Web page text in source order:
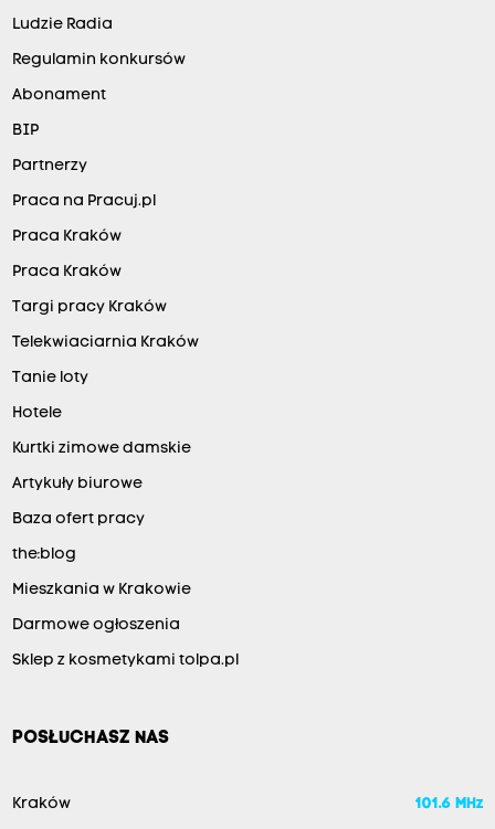
Ludzie Radia
Regulamin konkursów
Abonament
BIP
Partnerzy
Praca na Pracuj.pl
Praca Kraków
Praca Kraków
Targi pracy Kraków
Telekwiaciarnia Kraków
Tanie loty
Hotele
Kurtki zimowe damskie
Artykuły biurowe
Baza ofert pracy
the:blog
Mieszkania w Krakowie
Darmowe ogłoszenia
Sklep z kosmetykami tolpa.pl
POSŁUCHASZ NAS
Kraków 101.6 MHz